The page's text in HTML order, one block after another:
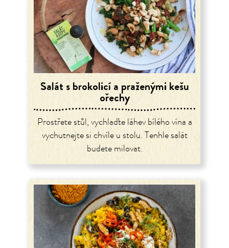
Salát s brokolicí a praženými kešu
ořechy
Prostřete stůl, vychlaďte láhev bílého vína a
vychutnejte si chvíle u stolu. Tenhle salát
budete milovat.